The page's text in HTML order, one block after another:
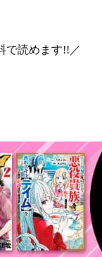
で読めます!!／